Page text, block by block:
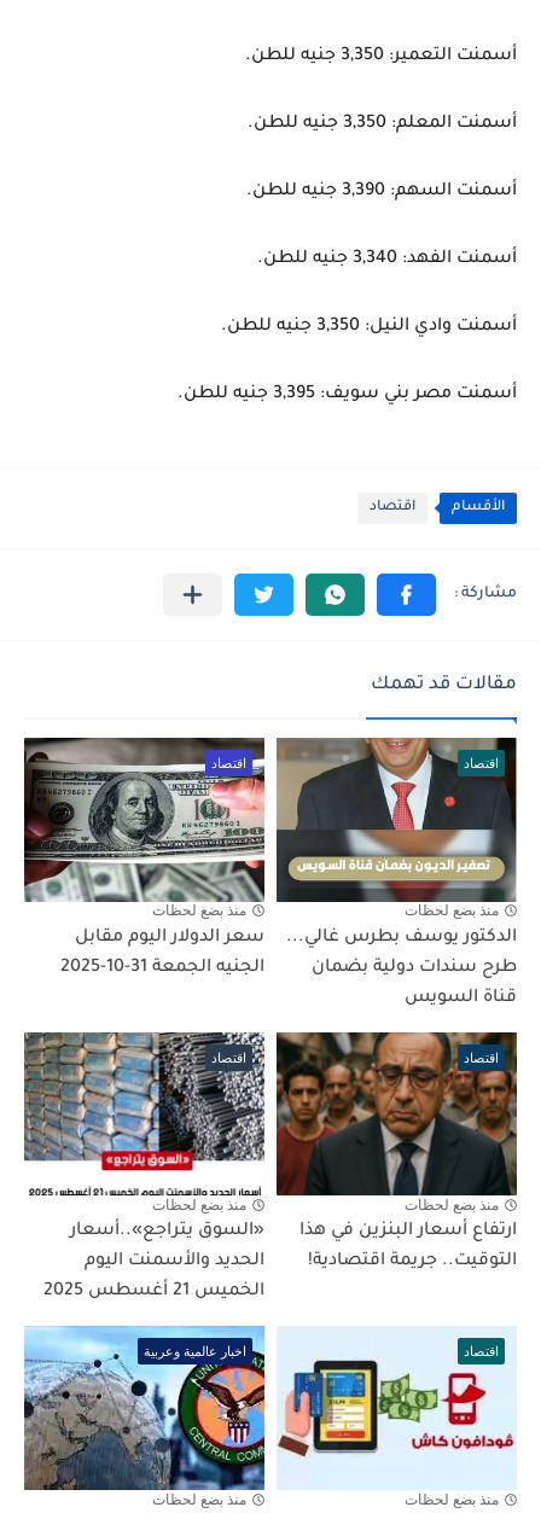
أسمنت التعمير: 3,350 جنيه للطن.
أسمنت المعلم: 3,350 جنيه للطن.
أسمنت السهم: 3,390 جنيه للطن.
أسمنت الفهد: 3,340 جنيه للطن.
أسمنت وادي النيل: 3,350 جنيه للطن.
أسمنت مصر بني سويف: 3,395 جنيه للطن.
الأقسام اقتصاد
مقالات قد تهمك
اقتصاد
منذ بضع لحظات
الدكتور يوسف بطرس غالي...
طرح سندات دولية بضمان
قناة السويس
اقتصاد
منذ بضع لحظات
سعر الدولار اليوم مقابل
الجنيه الجمعة 31-10-2025
اقتصاد
منذ بضع لحظات
ارتفاع أسعار البنزين في هذا
التوقيت.. جريمة اقتصادية!
اقتصاد
منذ بضع لحظات
«السوق يتراجع»..أسعار
الحديد والأسمنت اليوم
الخميس 21 أغسطس 2025
اقتصاد
منذ بضع لحظات
اخبار عالمية وعربية
منذ بضع لحظات